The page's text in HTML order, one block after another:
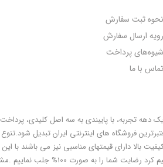
نحوه ثبت سفارش
رویه ارسال سفارش
شیوه‌های پرداخت
تماس با ما
فروشگاه های اینترنتی ایران تبدیل شود.تنوع
بالا دارای قیمتهای مناسبی نیز می باشند با
هوشمندی شماست و مطمئنا ما هم به پاس درایت و